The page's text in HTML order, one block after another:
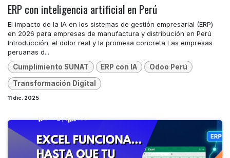
ERP con inteligencia artificial en Perú
El impacto de la IA en los sistemas de gestión empresarial (ERP)
en 2026 para empresas de manufactura y distribución en Perú ​
Introducción: el dolor real y la promesa concreta Las empresas
peruanas d...
Cumplimiento SUNAT
ERP con IA Odoo Perú
Transformación Digital
11 dic. 2025